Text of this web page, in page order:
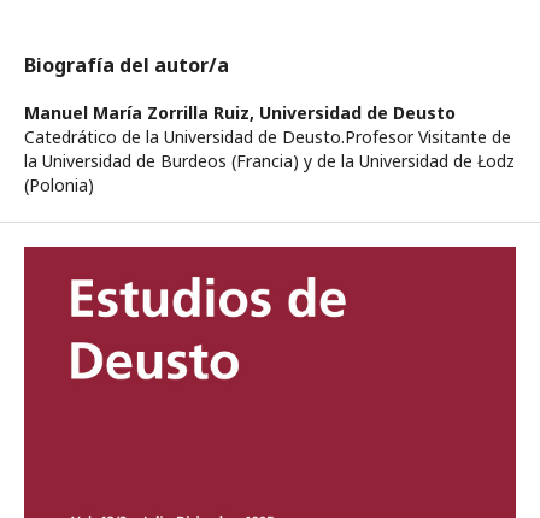
Biografía del autor/a
Manuel María Zorrilla Ruiz, Universidad de Deusto
Catedrático de la Universidad de Deusto.Profesor Visitante de
la Universidad de Burdeos (Francia) y de la Universidad de Łodz
(Polonia)